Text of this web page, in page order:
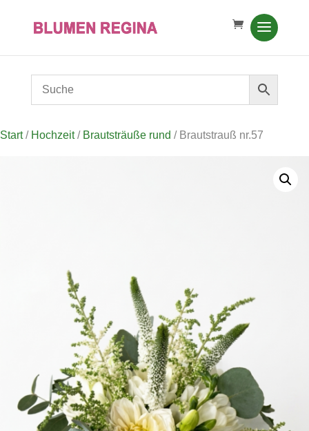
Start/ Hochzeit/ Brautsträuße rund / Brautstrauß nr.57